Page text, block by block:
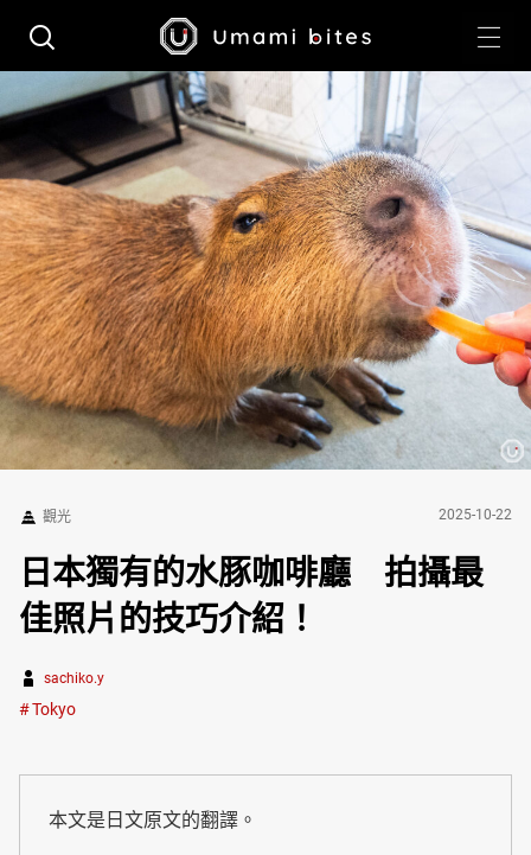
觀光 2025-10-22
日本獨有的水豚咖啡廳 拍攝最
佳照片的技巧介紹！
sachiko.y
Tokyo
本文是日文原文的翻譯。